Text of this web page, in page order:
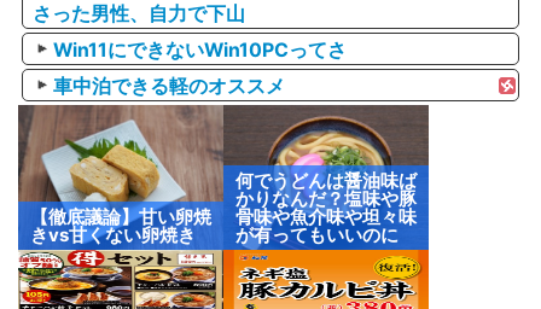
さった男性、自力で下山
Win11にできないWin10PCってさ
車中泊できる軽のオススメ
【徹底議論】甘い卵焼
きvs甘くない卵焼き
何でうどんは醤油味ば
かりなんだ？塩味や豚
骨味や魚介味や坦々味
が有ってもいいのに